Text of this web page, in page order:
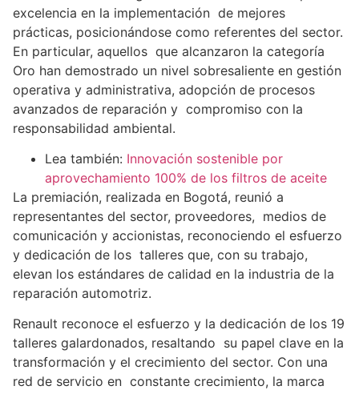
excelencia en la implementación de mejores
prácticas, posicionándose como referentes del sector.
En particular, aquellos que alcanzaron la categoría
Oro han demostrado un nivel sobresaliente en gestión
operativa y administrativa, adopción de procesos
avanzados de reparación y compromiso con la
responsabilidad ambiental.
Lea también: Innovación sostenible por
aprovechamiento 100% de los filtros de aceite
La premiación, realizada en Bogotá, reunió a
representantes del sector, proveedores, medios de
comunicación y accionistas, reconociendo el esfuerzo
y dedicación de los talleres que, con su trabajo,
elevan los estándares de calidad en la industria de la
reparación automotriz.
Renault reconoce el esfuerzo y la dedicación de los 19
talleres galardonados, resaltando su papel clave en la
transformación y el crecimiento del sector. Con una
red de servicio en constante crecimiento, la marca